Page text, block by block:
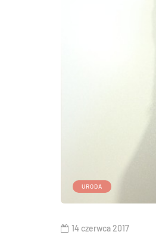
URODA
14 czerwca 2017